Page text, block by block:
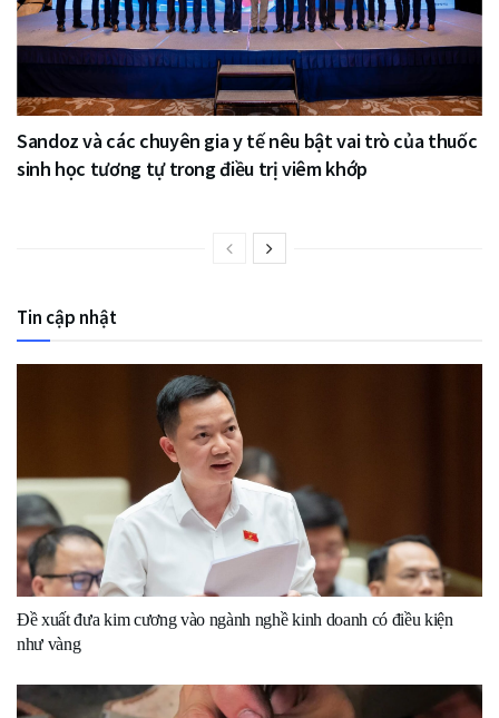
Sandoz và các chuyên gia y tế nêu bật vai trò của thuốc
sinh học tương tự trong điều trị viêm khớp
Tin cập nhật
Đề xuất đưa kim cương vào ngành nghề kinh doanh có điều kiện
như vàng